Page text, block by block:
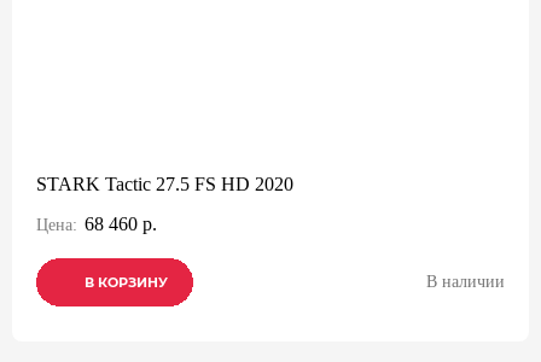
STARK Tactic 27.5 FS HD 2020
Цена: 68 460 р.
В КОРЗИНУ
В КОРЗИНУ
В КОРЗИНУ В наличии